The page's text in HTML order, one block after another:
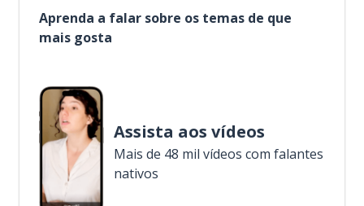
Aprenda a falar sobre os temas de que
mais gosta
Assista aos vídeos
Mais de 48 mil vídeos com falantes
nativos